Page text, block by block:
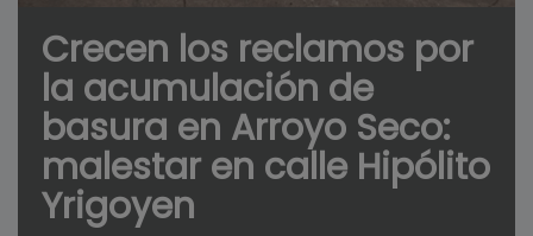
Crecen los reclamos por
la acumulación de
basura en Arroyo Seco:
malestar en calle Hipólito
Yrigoyen